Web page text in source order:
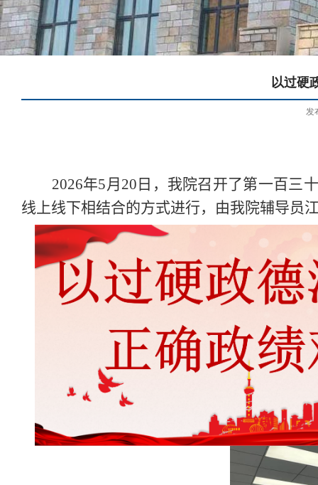
以过硬
发
2026年5月 20 日，我院召开了第一百三
线上线下相结合的方式进行，由我院辅导